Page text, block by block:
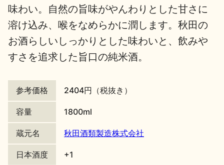
日本酒の楽しみ方特集
味わい。自然の旨味がやんわりとした甘さに
溶け込み、喉をなめらかに潤します。秋田の
お酒らしいしっかりとした味わいと、飲みや
すさを追求した旨口の純米酒。
参考価格 2404円（税抜き）
容量 1800ml
蔵元名 秋田酒類製造株式会社
日本酒度 +1